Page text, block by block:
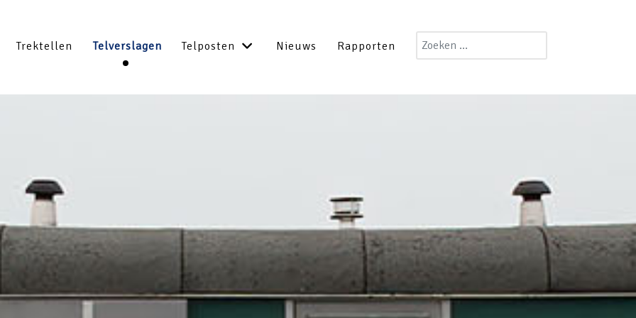
Trektellen Telverslagen Telposten Nieuws Rapporten
Zoeken